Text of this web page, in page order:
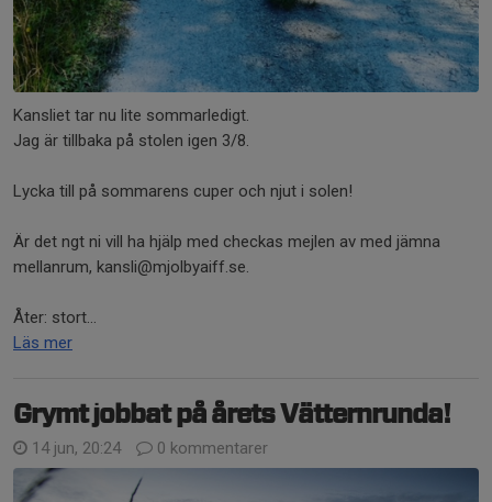
Kansliet tar nu lite sommarledigt.
Jag är tillbaka på stolen igen 3/8.
Lycka till på sommarens cuper och njut i solen!
Är det ngt ni vill ha hjälp med checkas mejlen av med jämna
mellanrum, kansli@mjolbyaiff.se.
Åter: stort...
Läs mer
Grymt jobbat på årets Vätternrunda!
14 jun, 20:24 0 kommentarer